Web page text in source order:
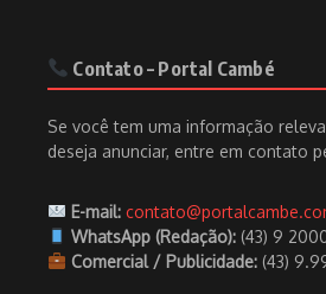
Contato – Portal Cambé
Se você tem uma informação
deseja anunciar, entre em contato
E-mail:
WhatsApp (Redação):(43) 9
Comercial / Publicidade:(43)